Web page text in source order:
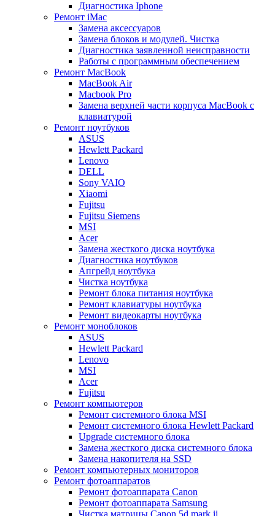
Диагностика Iphone
Ремонт iMac
Замена аксессуаров
Замена блоков и модулей. Чистка
Диагностика заявленной неисправности
Работы с программным обеспечением
Ремонт MacBook
MacBook Air
Macbook Pro
Замена верхней части корпуса MacBook с
клавиатурой
Ремонт ноутбуков
ASUS
Hewlett Packard
Lenovo
DELL
Sony VAIO
Xiaomi
Fujitsu
Fujitsu Siemens
MSI
Acer
Замена жесткого диска ноутбука
Диагностика ноутбуков
Апгрейд ноутбука
Чистка ноутбука
Ремонт блока питания ноутбука
Ремонт клавиатуры ноутбука
Ремонт видеокарты ноутбука
Ремонт моноблоков
ASUS
Hewlett Packard
Lenovo
MSI
Acer
Fujitsu
Ремонт компьютеров
Ремонт системного блока MSI
Ремонт системного блока Hewlett Packard
Upgrade системного блока
Замена жесткого диска системного блока
Замена накопителя на SSD
Ремонт компьютерных мониторов
Ремонт фотоаппаратов
Ремонт фотоаппарата Canon
Ремонт фотоаппарата Samsung
Чистка матрицы Canon 5d mark ii